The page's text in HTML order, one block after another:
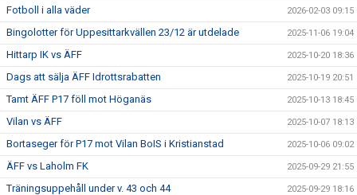
Fotboll i alla väder 2026-02-03 09:15
Bingolotter för Uppesittarkvällen 23/12 är utdelade 2025-11-06 19:04
Hittarp IK vs ÄFF 2025-10-20 18:36
Dags att sälja ÄFF Idrottsrabatten 2025-10-19 20:51
Tamt ÄFF P17 föll mot Höganäs 2025-10-13 18:45
Vilan vs ÄFF 2025-10-07 18:13
Bortaseger för P17 mot Vilan BoIS i Kristianstad 2025-10-06 09:02
ÄFF vs Laholm FK 2025-09-29 21:55
Träningsuppehåll under v. 43 och 44 2025-09-29 18:16